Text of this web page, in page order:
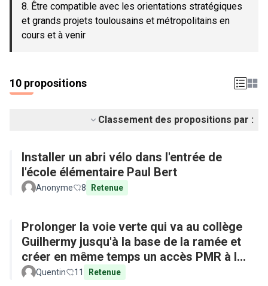
8. Être compatible avec les orientations stratégiques
et grands projets toulousains et métropolitains en
cours et à venir
10 propositions
Classement des propositions par :
Installer un abri vélo dans l'entrée de
l'école élémentaire Paul Bert
Anonyme 8 Retenue
Prolonger la voie verte qui va au collège
Guilhermy jusqu'à la base de la ramée et
créer en même temps un accès PMR à la
base depuis l'arrêt de bus
Quentin 11 Retenue